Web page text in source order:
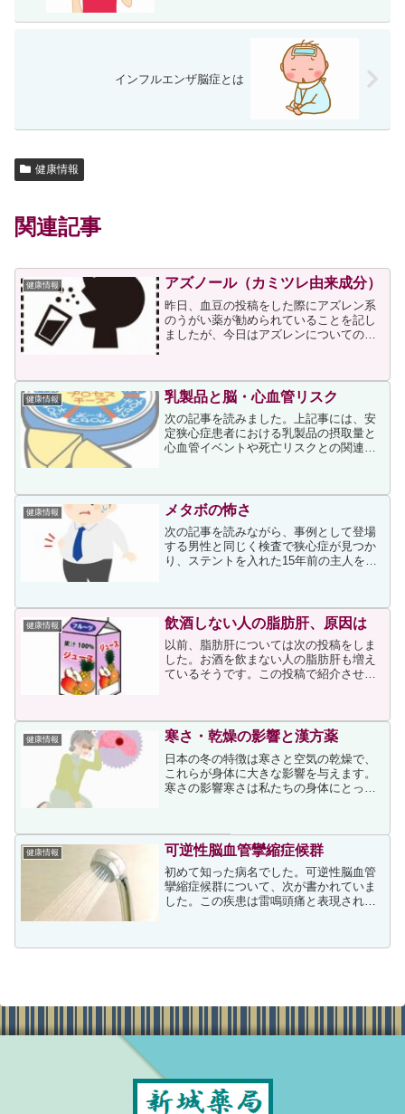
インフルエンザ脳症とは
健康情報
関連記事
健康情報 アズノール（カミツレ由来成分）
昨日、血豆の投稿をした際にアズレン系
のうがい薬が勧められていることを記し
ましたが、今日はアズレンについての情
ズノールがありますが、アズノールは、
古くからヨーロッパで民間...
健康情報 乳製品と脳・心血管リスク
次の記事を読みました。上記事には、安
定狭心症患者における乳製品の摂取量と
心血管イベントや死亡リスクとの関連を
日摂取量（１，０００ｋｃ...
健康情報 メタボの怖さ
次の記事を読みながら、事例として登場
する男性と同じく検査で狭心症が見つか
り、ステントを入れた15年前の主人を思
圧と脂質異常（高コレステロール血
症）、そして境界型糖尿病を...
健康情報 飲酒しない人の脂肪肝、原因は
以前、脂肪肝については次の投稿をしま
した。お酒を飲まない人の脂肪肝も増え
ているそうです。この投稿で紹介させて
て』（新星出版社刊）から一部抜粋し、
再編集したもの）には、そ...
健康情報 寒さ・乾燥の影響と漢方薬
日本の冬の特徴は寒さと空気の乾燥で、
これらが身体に大きな影響を与えます。
寒さの影響寒さは私たちの身体にとって
げなければならないので、心臓にかかる
負担が他の季節より大きく...
健康情報 可逆性脳血管攣縮症候群
初めて知った病名でした。可逆性脳血管
攣縮症候群について、次が書かれていま
した。この疾患は雷鳴頭痛と表現され、
発するため、入浴頭痛と呼ばれたことも